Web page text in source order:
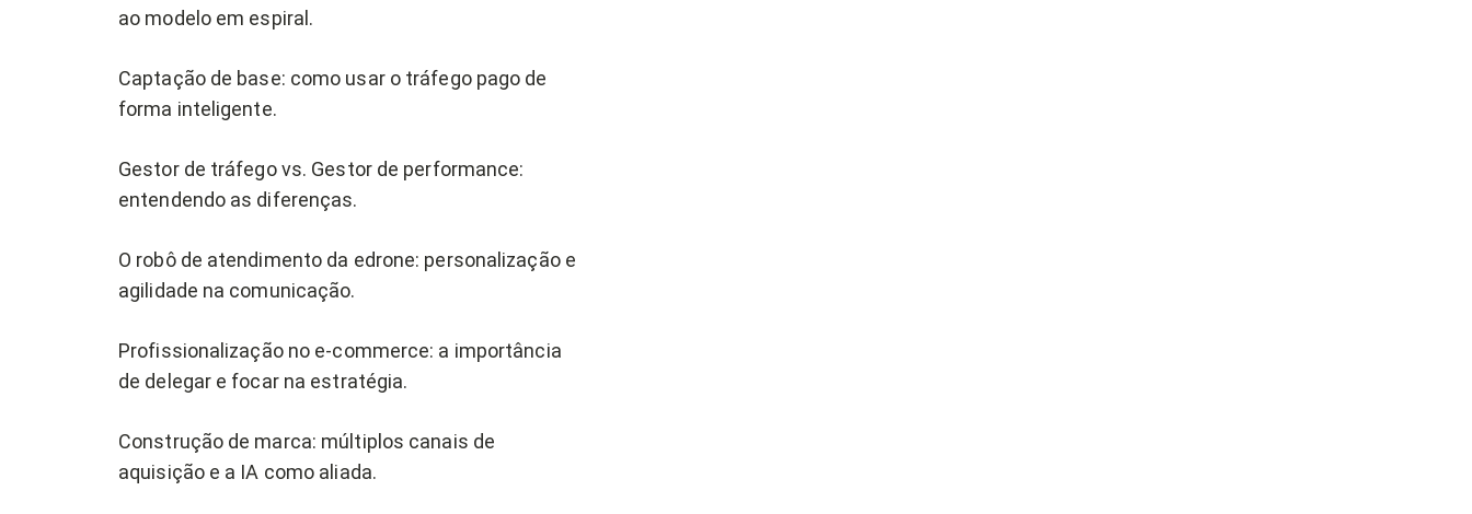
ao modelo em espiral.
Captação de base: como usar o tráfego pago de
forma inteligente.
Gestor de tráfego vs. Gestor de performance:
entendendo as diferenças.
O robô de atendimento da edrone: personalização e
agilidade na comunicação.
Profissionalização no e-commerce: a importância
de delegar e focar na estratégia.
Construção de marca: múltiplos canais de
aquisição e a IA como aliada.